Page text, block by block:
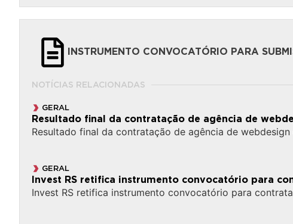
INSTRUMENTO CONVOCATÓRIO PARA
NOTÍCIAS RELACIONADAS
GERAL
Resultado final da contratação de agência de
Resultado final da contratação de agência de
GERAL
Invest RS retifica instrumento convocatório para
Invest RS retifica instrumento convocatório para